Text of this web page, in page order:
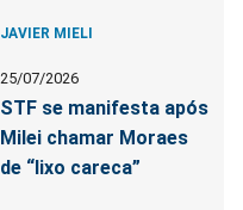
JAVIER MIELI
25/07/2026
STF se manifesta após
Milei chamar Moraes
de “lixo careca”